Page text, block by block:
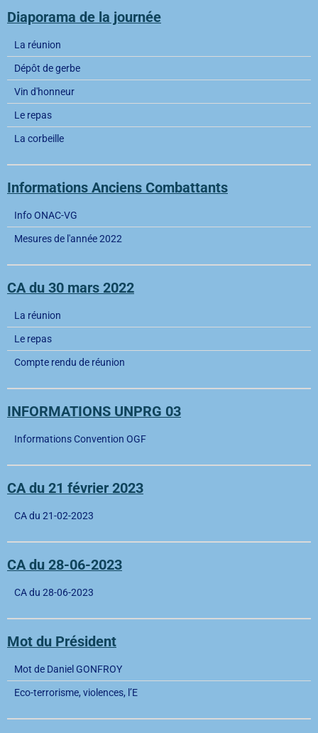
Diaporama de la journée
La réunion
Dépôt de gerbe
Vin d'honneur
Le repas
La corbeille
Informations Anciens Combattants
Info ONAC-VG
Mesures de l'année 2022
CA du 30 mars 2022
La réunion
Le repas
Compte rendu de réunion
INFORMATIONS UNPRG 03
Informations Convention OGF
CA du 21 février 2023
CA du 21-02-2023
CA du 28-06-2023
CA du 28-06-2023
Mot du Président
Mot de Daniel GONFROY
Eco-terrorisme, violences, l’E